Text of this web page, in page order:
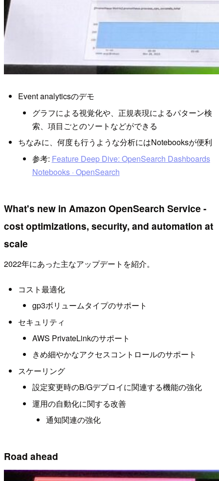
Event analyticsのデモ
グラフによる視覚化や、正規表現によるパターン検
索、項目ごとのソートなどができる
ちなみに、何度も行うような分析にはNotebooksが便利
参考: Feature Deep Dive: OpenSearch Dashboards
Notebooks · OpenSearch
What's new in Amazon OpenSearch Service -
cost optimizations, security, and automation at
scale
2022年にあった主なアップデートを紹介。
コスト最適化
gp3ボリュームタイプのサポート
セキュリティ
AWS PrivateLinkのサポート
きめ細やかなアクセスコントロールのサポート
スケーリング
設定変更時のB/Gデプロイに関連する機能の強化
運用の自動化に関する改善
通知関連の強化
Road ahead